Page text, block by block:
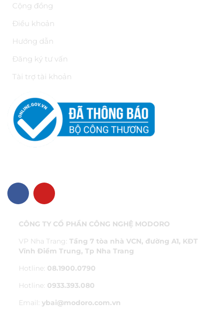
Cộng đồng
Điều khoản
Hướng dẫn
Đăng ký tư vấn
Tài trợ tài khoản
CÔNG TY CỔ PHẦN CÔNG NGHỆ MODORO
VP Nha Trang: Tầng 7 tòa nhà VCN, đường A1, KĐT
Vĩnh Điềm Trung, Tp Nha Trang
Hotline: 08.1900.0790
Hotline: 0933.393.080
Email: ybai@modoro.com.vn